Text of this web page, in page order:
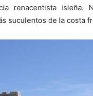
renacentista isleña.
suculentos de la costa